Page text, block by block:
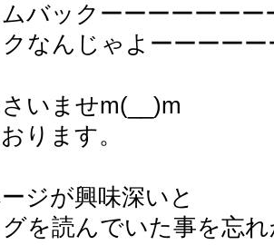
バックーーーーーーー
なんじゃよーーーーー
いませm(__)m
ります。
ジが興味深いと
を読んでいた事を忘